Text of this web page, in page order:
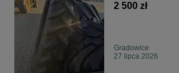
2 500 zł
Gradowice
27 lipca 2026